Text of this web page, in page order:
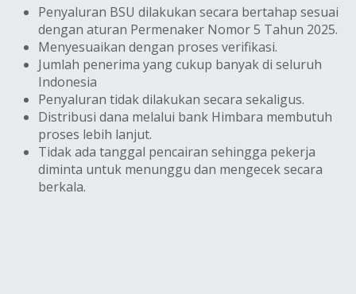
Penyaluran BSU dilakukan secara bertahap sesuai
dengan aturan Permenaker Nomor 5 Tahun 2025.
Menyesuaikan dengan proses verifikasi.
Jumlah penerima yang cukup banyak di seluruh
Indonesia
Penyaluran tidak dilakukan secara sekaligus.
Distribusi dana melalui bank Himbara membutuh
proses lebih lanjut.
Tidak ada tanggal pencairan sehingga pekerja
diminta untuk menunggu dan mengecek secara
berkala.